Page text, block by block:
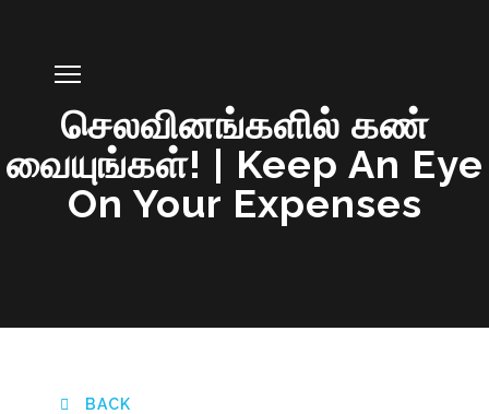
செலவினங்களில் கண்
வையுங்கள்! | Keep An Eye
On Your Expenses
BACK